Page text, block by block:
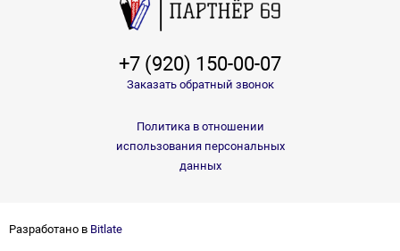
+7 (920) 150-00-07
Заказать обратный звонок
Политика в отношении
использования персональных
данных
Разработано в Bitlate